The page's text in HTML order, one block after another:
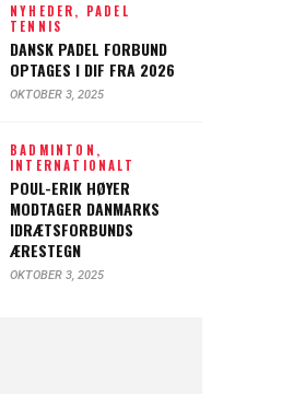
NYHEDER, PADEL
TENNIS
DANSK PADEL FORBUND
OPTAGES I DIF FRA 2026
OKTOBER 3, 2025
BADMINTON,
INTERNATIONALT
POUL-ERIK HØYER
MODTAGER DANMARKS
IDRÆTSFORBUNDS
ÆRESTEGN
OKTOBER 3, 2025